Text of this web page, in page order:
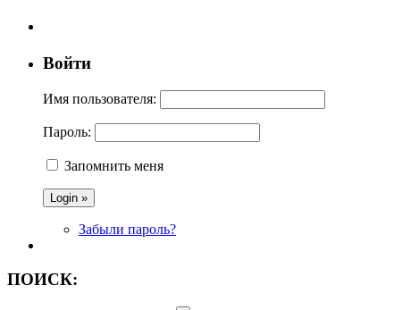
Войти
Имя пользователя:
Пароль:
Запомнить меня
Забыли пароль?
ПОИСК: